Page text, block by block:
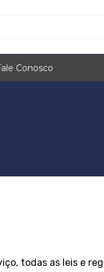
Conosco
todas as leis e